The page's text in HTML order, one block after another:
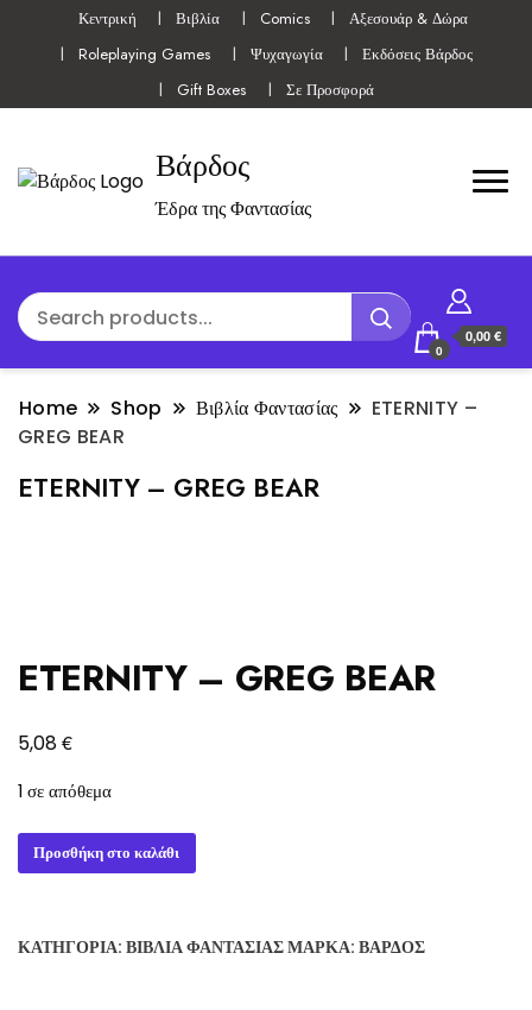
Κεντρική Βιβλία Comics
Αξεσουάρ & Δώρα
Roleplaying Games
Ψυχαγωγία
Εκδόσεις Βάρδος
Gift Boxes
Σε Προσφορά
Βάρδος
Έδρα της Φαντασίας
0
0,00 €
Home Shop Βιβλία Φαντασίας
ETERNITY –
GREG BEAR
ETERNITY – GREG BEAR
ETERNITY – GREG BEAR
5,08€
1 σε απόθεμα
ETERNITY
-
ποσότητα
Προσθήκη στο καλάθι
ΚΑΤΗΓΟΡΊΑ: ΒΙΒΛΊΑ ΦΑΝΤΑΣΊΑΣΜΆΡΚΑ: ΒΆΡΔΟΣ